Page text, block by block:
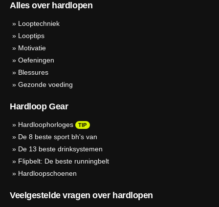
Alles over hardlopen
» Looptechniek
» Looptips
» Motivatie
» Oefeningen
» Blessures
» Gezonde voeding
Hardloop Gear
» Hardloophorloges TIP
» De 8 beste sport bh's van
» De 13 beste drinksystemen
» Flipbelt: De beste runningbelt
» Hardloopschoenen
Veelgestelde vragen over hardlopen